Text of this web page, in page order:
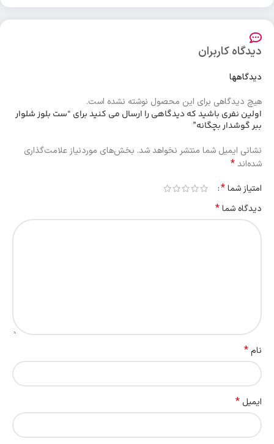
دیدگاه کاربران
دیدگاهها
هیچ دیدگاهی برای این محصول نوشته نشده است.
اولین نفری باشید که دیدگاهی را ارسال می کنید برای “ست بلوز شلوار
ببر گوشدار بچگانه”
نشانی ایمیل شما منتشر نخواهد شد. بخش‌های موردنیاز علامت‌گذاری
شده‌اند*
امتیاز شما*
دیدگاه شما*
نام*
ایمیل *